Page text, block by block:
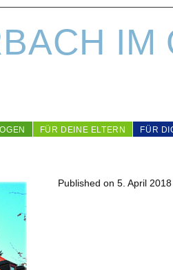
IM
FÜR DEINE ELTERN FÜR
Published on 5. April 2018